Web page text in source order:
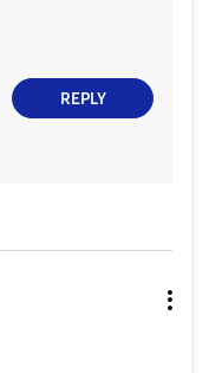
REPLY